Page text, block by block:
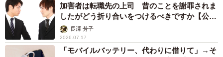
加害者は転職先の上司 昔のことを謝罪されま
したがどう折り合いをつけるべきですか【公認
心理師が解説】
長澤 芳子
2026.07.17
「モバイルバッテリー、代わりに借りて」→そ